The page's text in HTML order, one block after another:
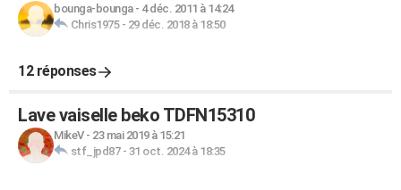
bounga-bounga- 4 déc. 2011 à 14:24
Chris1975- 29 déc. 2018 à 18:50
12 réponses
Lave vaiselle beko TDFN15310
MikeV- 23 mai 2019 à 15:21
stf_jpd87- 31 oct. 2024 à 18:35